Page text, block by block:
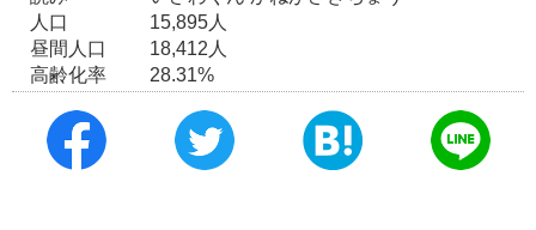
人口
15,895人
昼間人口
18,412人
高齢化率
28.31%